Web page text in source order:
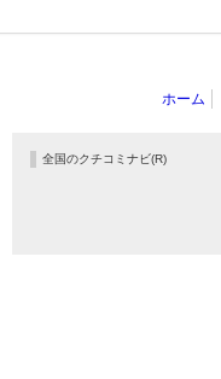
ホーム
全国のクチコミナビ(R)